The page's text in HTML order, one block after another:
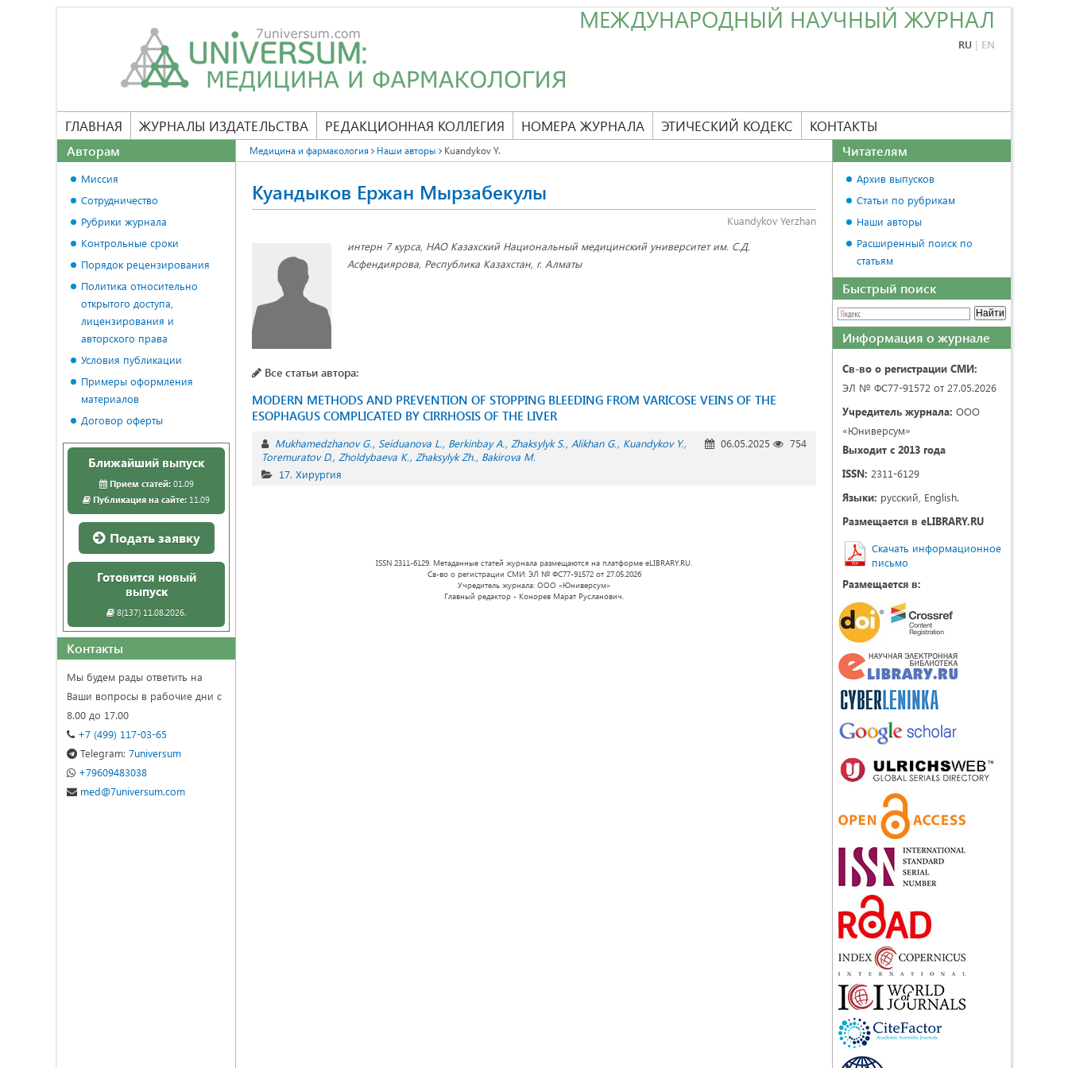
МЕЖДУНАРОДНЫЙ НАУЧНЫЙ ЖУРНАЛ
RU | EN
ГЛАВНАЯ ЖУРНАЛЫ ИЗДАТЕЛЬСТВА РЕДАКЦИОННАЯ КОЛЛЕГИЯ НОМЕРА ЖУРНАЛА ЭТИЧЕСКИЙ КОДЕКС КОНТАКТЫ
Медицина и фармакология Наши авторы Kuandykov Y.
Куандыков Ержан Мырзабекулы
Kuandykov Yerzhan
интерн 7 курса, НАО Казахский Национальный медицинский университет им. С.Д.
Асфендиярова, Республика Казахстан, г. Алматы
Все статьи автора:
MODERN METHODS AND PREVENTION OF STOPPING BLEEDING FROM VARICOSE VEINS OF THE
ESOPHAGUS COMPLICATED BY CIRRHOSIS OF THE LIVER
Mukhamedzhanov G. Seiduanova L. Berkinbay A. Zhaksylyk S. Alikhan G. Kuandykov Y.
Toremuratov D. Zholdybaeva K. Zhaksylyk Zh. Bakirova M.
06.05.2025 754
17. Хирургия
ISSN 2311-6129. Метаданные статей журнала размещаются на платформе eLIBRARY.RU.
Св-во о регистрации СМИ: ЭЛ № ФС77-91572 от 27.05.2026
Учредитель журнала: ООО «Юниверсум»
Главный редактор - Конорев Марат Русланович.
Авторам
Миссия
Сотрудничество
Рубрики журнала
Контрольные сроки
Порядок рецензирования
Политика относительно
открытого доступа,
лицензирования и
авторского права
Условия публикации
Примеры оформления
материалов
Договор оферты
Ближайший выпуск
Прием статей:01.09
Публикация на сайте: 11.09
Подать заявку
Готовится новый
выпуск
8(137) 11.08.2026.
Контакты
Мы будем рады ответить на
Ваши вопросы в рабочие дни с
8.00 до 17.00
+7 (499) 117-03-65
Telegram: 7universum
+79609483038
med@7universum.com
Читателям
Архив выпусков
Статьи по рубрикам
Наши авторы
Расширенный поиск по
статьям
Быстрый поиск
Информация о журнале
Св-во о регистрации СМИ:
ЭЛ № ФС77-91572 от 27.05.2026
Учредитель журнала: ООО
«Юниверсум»
Выходит с 2013 года
ISSN: 2311-6129
Языки: русский, English.
Размещается в eLIBRARY.RU
Скачать информационное
письмо
Размещается в: